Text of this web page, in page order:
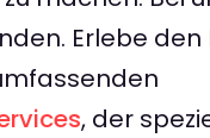
Erlebe
, der